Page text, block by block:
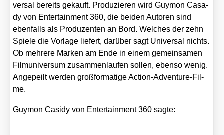
ver­sal bereits gekauft. Pro­du­zie­ren wird Guy­mon Casa­
dy von Enter­tain­ment 360, die bei­den Autoren sind
eben­falls als Pro­du­zen­ten an Bord. Wel­ches der zehn
Spie­le die Vor­la­ge lie­fert, dar­über sagt Uni­ver­sal nichts.
Ob meh­re­re Mar­ken am Ende in einem gemein­sa­men
Film­uni­ver­sum zusam­men­lau­fen sol­len, eben­so wenig.
Ange­peilt wer­den groß­for­ma­ti­ge Action-Adven­ture-Fil­
me.
Guy­mon Cas­idy von Enter­tain­ment 360 sag­te: